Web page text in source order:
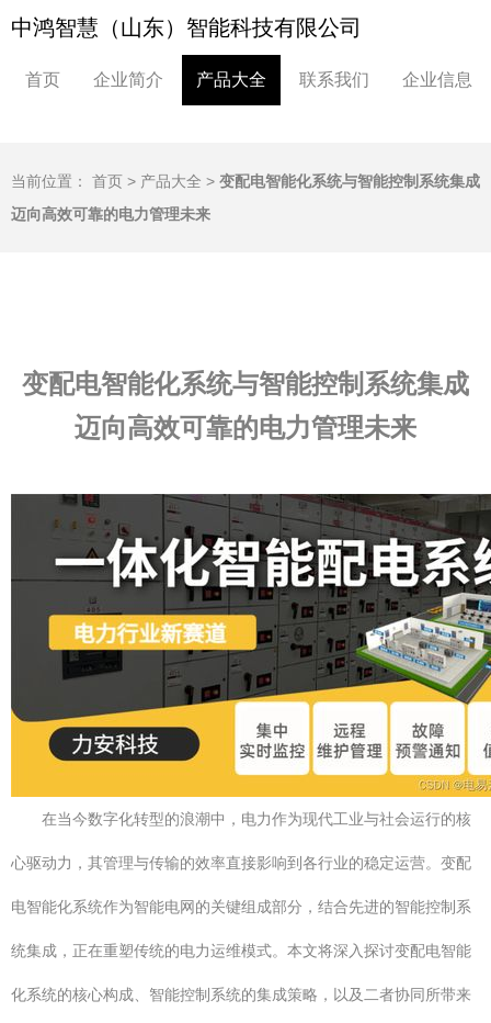
中鸿智慧（山东）智能科技有限公司
首页 企业简介 产品大全 联系我们 企业信息
当前位置： 首页 > 产品大全 > 变配电智能化系统与智能控制系统集成
迈向高效可靠的电力管理未来
变配电智能化系统与智能控制系统集成
迈向高效可靠的电力管理未来
在当今数字化转型的浪潮中，电力作为现代工业与社会运行的核
心驱动力，其管理与传输的效率直接影响到各行业的稳定运营。变配
电智能化系统作为智能电网的关键组成部分，结合先进的智能控制系
统集成，正在重塑传统的电力运维模式。本文将深入探讨变配电智能
化系统的核心构成、智能控制系统的集成策略，以及二者协同所带来